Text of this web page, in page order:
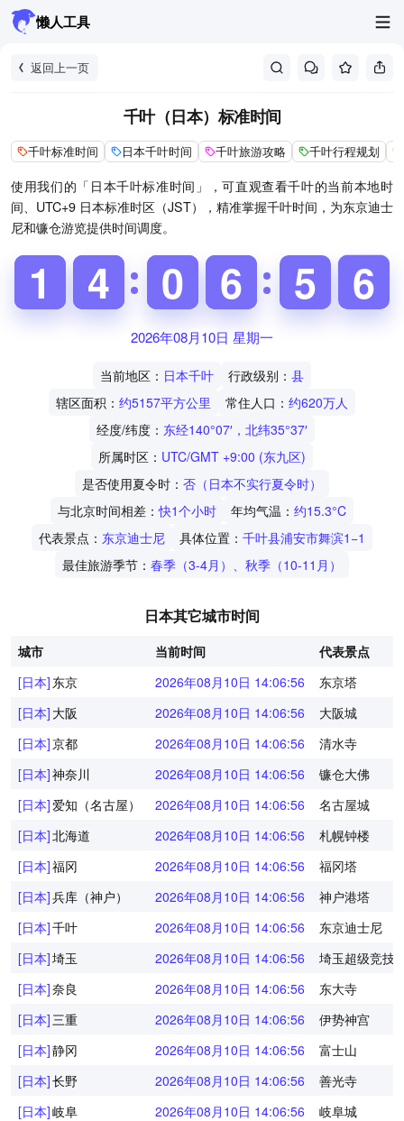
懒人工具
返回上一页
千叶（日本）标准时间
千叶标准时间 日本千叶时间 千叶旅游攻略 千叶行程规划
使用我们的「日本千叶标准时间」，可直观查看千叶的当前本地时
间、UTC+9 日本标准时区（JST），精准掌握千叶时间，为东京迪士
尼和镰仓游览提供时间调度。
1
1
1
1 3
3
4
4 9
9
0
0 5
5
6
6 4
5
5 6
6
7
2026年08月10日 星期一
当前地区： 日本千叶 行政级别： 县
辖区面积： 约5157平方公里 常住人口： 约620万人
经度/纬度： 东经140°07′，北纬35°37′
所属时区： UTC/GMT +9:00 (东九区)
是否使用夏令时： 否（日本不实行夏令时）
与北京时间相差：快1个小时 年均气温： 约15.3°C
代表景点： 东京迪士尼 具体位置： 千叶县浦安市舞滨1−1
最佳旅游季节： 春季（3-4月）、秋季（10-11月）
日本其它城市时间
城市 当前时间
代表景点
[日本] 东京 2026年08月10日 14:06:56
东京塔
[日本] 大阪 2026年08月10日 14:06:56
大阪城
[日本]京都 2026年08月10日 14:06:56
清水寺
[日本]神奈川 2026年08月10日 14:06:56
镰仓大佛
[日本]爱知（名古屋） 2026年08月10日 14:06:56
名古屋城
[日本]北海道 2026年08月10日 14:06:56
札幌钟楼
[日本]福冈 2026年08月10日 14:06:56
福冈塔
[日本]兵库（神户） 2026年08月10日 14:06:56
神户港塔
[日本]千叶 2026年08月10日 14:06:56
东京迪士尼
[日本]埼玉 2026年08月10日 14:06:56
埼玉超级竞技
[日本]奈良 2026年08月10日 14:06:56
东大寺
[日本]三重 2026年08月10日 14:06:56
伊势神宫
[日本]静冈 2026年08月10日 14:06:56
富士山
[日本]长野 2026年08月10日 14:06:56
善光寺
[日本]岐阜 2026年08月10日 14:06:56
岐阜城